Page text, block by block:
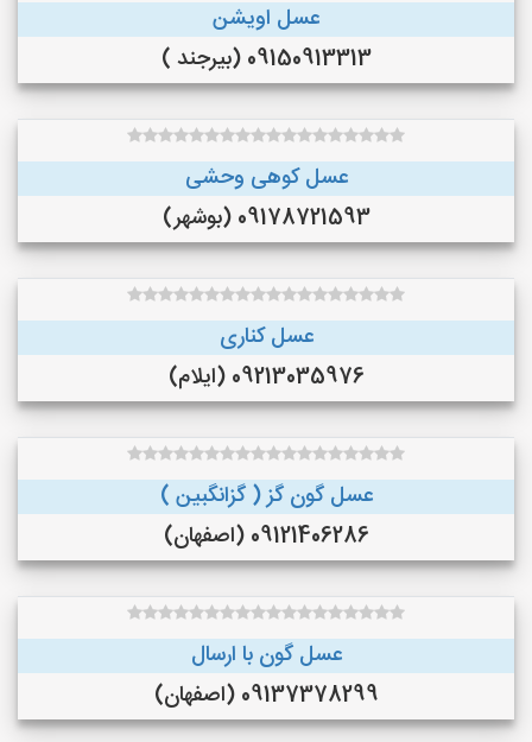
عسل اویشن
09150913313 (بیرجند )
عسل کوهی وحشی
09178721593 (بوشهر)
عسل کناری
09213035976 (ایلام)
عسل گون گز ( گزانگبین )
09121406286 (اصفهان)
عسل گون با ارسال
09137378299 (اصفهان)